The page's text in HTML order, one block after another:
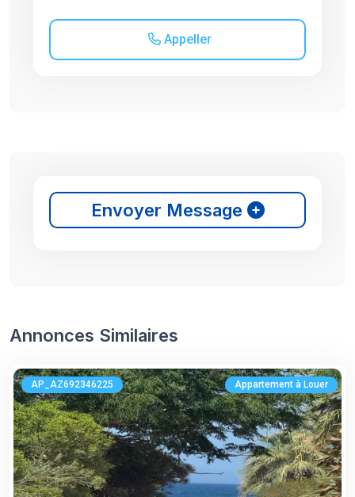
Appeller
Envoyer Message
Annonces Similaires
AP_AZ692346225 Appartement à Louer